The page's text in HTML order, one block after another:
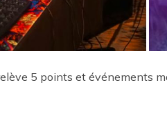
5 points et événements